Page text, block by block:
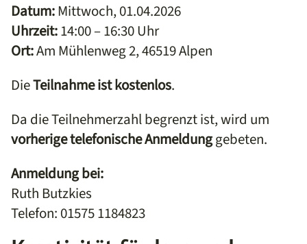
Datum:Mittwoch, 01.04.2026
Uhrzeit:14:00 – 16:30 Uhr
Ort:Am Mühlenweg 2, 46519 Alpen
DieTeilnahme ist kostenlos.
Da die Teilnehmerzahl begrenzt ist, wird um
vorherige telefonische Anmeldunggebeten.
Anmeldung bei:
Ruth Butzkies
Telefon: 01575 1184823